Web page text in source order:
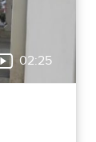
02:25